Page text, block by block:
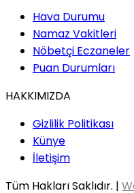
Hava Durumu
Namaz Vakitleri
Nöbetçi Eczaneler
Puan Durumları
HAKKIMIZDA
Gizlilik Politikası
Künye
İletişim
Tüm Hakları Saklıdır. |